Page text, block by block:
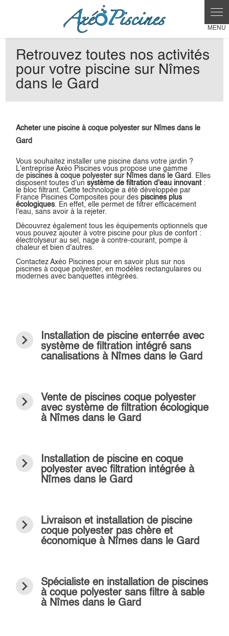
Retrouvez toutes nos activités
pour votre piscine sur Nîmes
dans le Gard
Acheter une piscine à coque polyester sur Nîmes dans le
Gard
Vous souhaitez installer une piscine dans votre jardin ?
L'entreprise Axéo Piscines vous propose une gamme
de piscines à coque polyester sur Nîmes dans le Gard . Elles
disposent toutes d'unsystème de filtration d'eau innovant:
le bloc filtrant. Cette technologie a été développée par
France Piscines Composites pour des piscines plus
écologiques. En effet, elle permet de filtrer efficacement
l'eau, sans avoir à la rejeter.
Découvrez également tous les équipements optionnels que
vous pouvez ajouter à votre piscine pour plus de confort :
électrolyseur au sel, nage à contre-courant, pompe à
chaleur et bien d'autres.
Contactez Axéo Piscines pour en savoir plus sur nos
piscines à coque polyester, en modèles rectangulaires ou
modernes avec banquettes intégrées.
navigate_next
Installation de piscine enterrée avec
système de filtration intégré sans
canalisations à Nîmes dans le Gard
navigate_next
Vente de piscines coque polyester
avec système de filtration écologique
à Nîmes dans le Gard
navigate_next
Installation de piscine en coque
polyester avec filtration intégrée à
Nîmes dans le Gard
navigate_next
Livraison et installation de piscine
coque polyester pas chère et
économique à Nîmes dans le Gard
navigate_next
Spécialiste en installation de piscines
à coque polyester sans filtre à sable
à Nîmes dans le Gard